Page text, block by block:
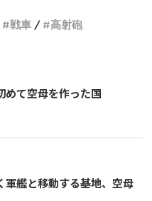
戦車 高射砲
めて空母を作った国
軍艦と移動する基地、空母